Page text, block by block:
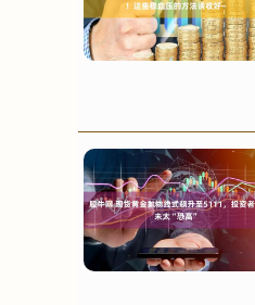
1.02% 深证成指